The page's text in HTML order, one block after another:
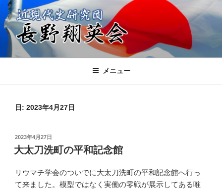
ン
テ
近現代史研究団 長野翔英会
日本の進むべき未来を共に考える会
メニュー
日: 2023年4月27日
投
稿
日:
2023年4月27日
大太刀洗町の平和記念館
リウマチ学会のついでに大太刀洗町の平和記念館へ行っ
て来ました。模型ではなく実働の零戦が展示してある唯